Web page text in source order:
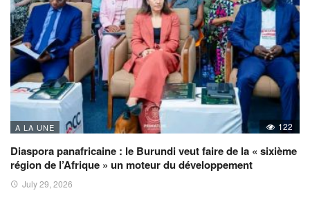
A LA UNE 122
Diaspora panafricaine : le Burundi veut faire de la « sixième
région de l’Afrique » un moteur du développement
July 29, 2026